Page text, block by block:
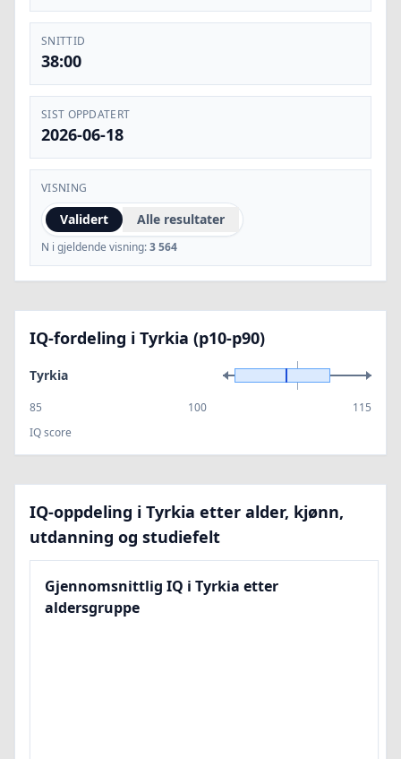
SNITTID
38:00
SIST OPPDATERT
2026-06-18
VISNING
Validert Alle resultater
N i gjeldende visning:3 564
IQ-fordeling i Tyrkia (p10-p90)
Tyrkia
85 100
115
IQ score
IQ-oppdeling i Tyrkia etter alder, kjønn,
utdanning og studiefelt
Gjennomsnittlig IQ i Tyrkia etter
aldersgruppe